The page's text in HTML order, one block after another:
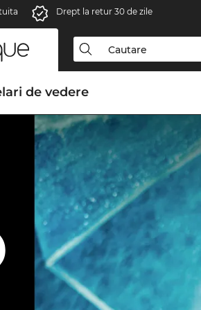
Drept la retur 30 de zile
de vedere